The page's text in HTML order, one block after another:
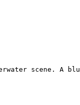
scene. A